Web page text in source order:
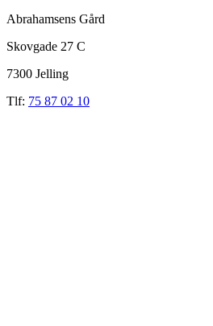
Abrahamsens Gård
Skovgade 27 C
7300 Jelling
Tlf: 75 87 02 10